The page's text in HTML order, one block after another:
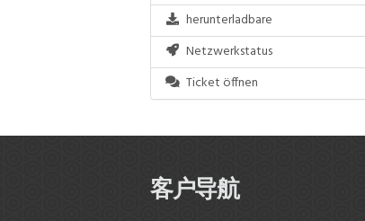
herunterladbare
Netzwerkstatus
Ticket öffnen
客户导航